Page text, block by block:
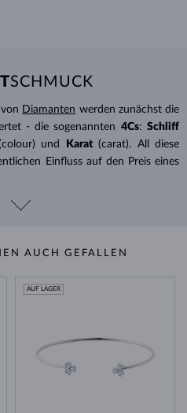
SCHMUCK
Diamanten werden zunächst die
- die sogenannten 4Cs: Schliff
und Karat (carat). All diese
Einfluss auf den Preis eines
AUCH GEFALLEN
AUF LAGER